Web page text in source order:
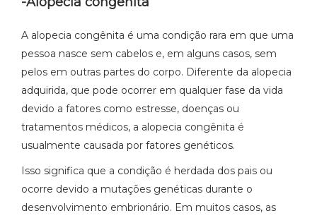
A alopecia congênita é uma condição rara em que uma
pessoa nasce sem cabelos e, em alguns casos, sem
pelos em outras partes do corpo. Diferente da alopecia
adquirida, que pode ocorrer em qualquer fase da vida
devido a fatores como estresse, doenças ou
tratamentos médicos, a alopecia congênita é
usualmente causada por fatores genéticos.
Isso significa que a condição é herdada dos pais ou
ocorre devido a mutações genéticas durante o
desenvolvimento embrionário. Em muitos casos, as